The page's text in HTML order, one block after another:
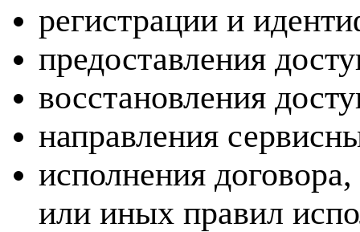
регистрации и
предоставления
восстановления
направления
исполнения
или иных правил